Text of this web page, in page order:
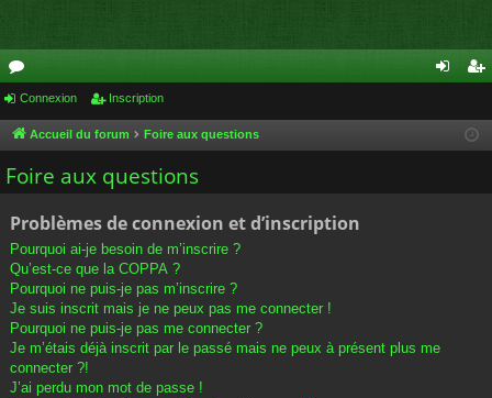
or
u
m
cri
Connexion Inscription
Accueil du forum Foire aux questions
Foire aux questions
Problèmes de connexion et d’inscription
Pourquoi ai-je besoin de m’inscrire ?
Qu’est-ce que la COPPA ?
Pourquoi ne puis-je pas m’inscrire ?
Je suis inscrit mais je ne peux pas me connecter !
Pourquoi ne puis-je pas me connecter ?
Je m’étais déjà inscrit par le passé mais ne peux à présent plus me
connecter ?!
J’ai perdu mon mot de passe !